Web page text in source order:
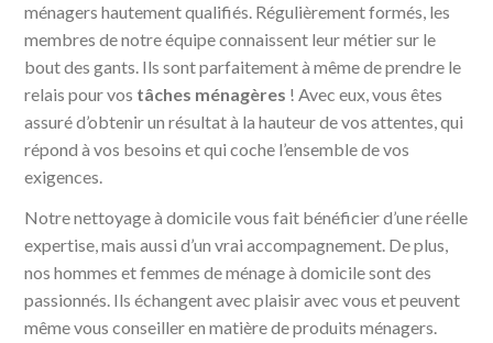
ménagers hautement qualifiés. Régulièrement formés, les
membres de notre équipe connaissent leur métier sur le
bout des gants. Ils sont parfaitement à même de prendre le
relais pour vos tâches ménagères ! Avec eux, vous êtes
assuré d’obtenir un résultat à la hauteur de vos attentes, qui
répond à vos besoins et qui coche l’ensemble de vos
exigences.
Notre nettoyage à domicile vous fait bénéficier d’une réelle
expertise, mais aussi d’un vrai accompagnement. De plus,
nos hommes et femmes de ménage à domicile sont des
passionnés. Ils échangent avec plaisir avec vous et peuvent
même vous conseiller en matière de produits ménagers.